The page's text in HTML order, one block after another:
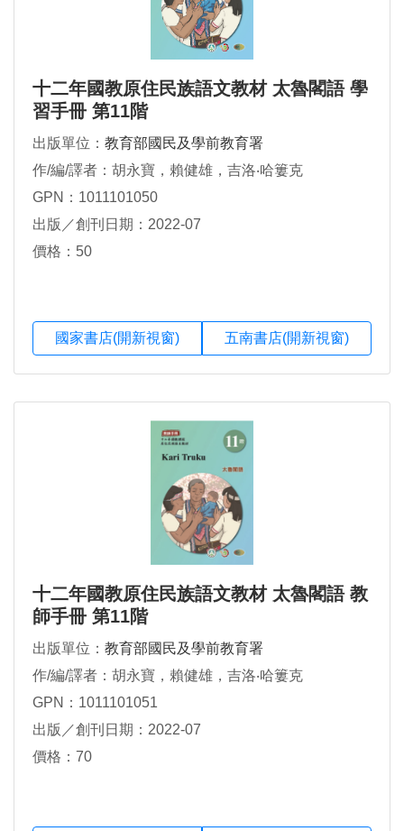
十二年國教原住民族語文教材 太魯閣語 學
習手冊 第11階
出版單位： 教育部國民及學前教育署
作/編/譯者：胡永寶，賴健雄，吉洛‧哈簍克
GPN：1011101050
出版／創刊日期：2022-07
價格：50
國家書店(開新視窗) 五南書店(開新視窗)
十二年國教原住民族語文教材 太魯閣語 教
師手冊 第11階
出版單位： 教育部國民及學前教育署
作/編/譯者：胡永寶，賴健雄，吉洛‧哈簍克
GPN：1011101051
出版／創刊日期：2022-07
價格：70